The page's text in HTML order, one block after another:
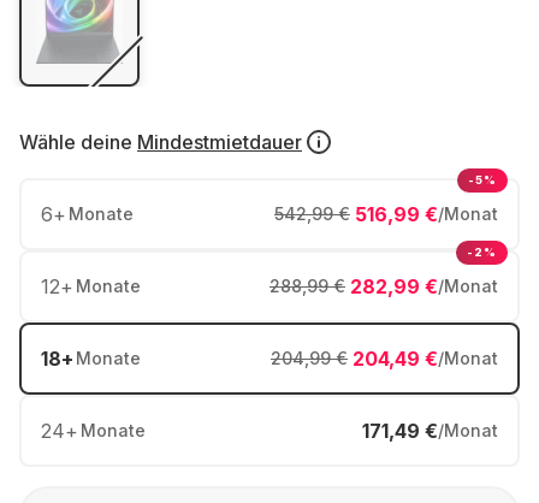
Wähle deine Mindestmietdauer
6+ Monate 516,99 €/Monat
542,99 €
-5%
12+ Monate 282,99 €/Monat
288,99 €
-2%
18+ Monate 204,49 €/Monat
204,99 €
24+ Monate 171,49 €/Monat